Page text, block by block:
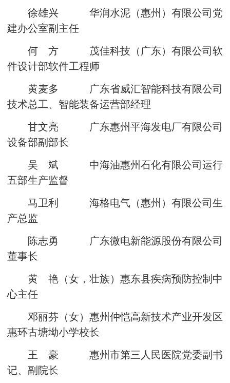
徐雄兴 华润水泥（惠州）有限公司党
建办公室副主任
何 方 茂佳科技（广东）有限公司软
件设计部软件工程师
黄麦多 广东省威汇智能科技有限公司
技术总工、智能装备运营部经理
甘文亮 广东惠州平海发电厂有限公司
设备部副部长
吴 斌 中海油惠州石化有限公司运行
五部生产监督
马卫利 海格电气（惠州）有限公司生
产总监
陈志勇 广东微电新能源股份有限公司
董事长
黄 艳（女，壮族）惠东县疾病预防控制中
心主任
邓丽芬（女）惠州仲恺高新技术产业开发区
惠环古塘坳小学校长
王 豪 惠州市第三人民医院党委副书
记、副院长